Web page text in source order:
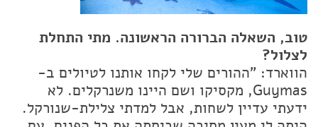
טוב, השאלה הברורה הראשונה. מתי התחלת
לצלול?
הווארד: "ההורים שלי לקחו אותנו לטיולים ב-
Guymas, מקסיקו ושם היינו משנרקלים. לא
ידעתי עדיין לשחות, אבל למדתי צלילת-שנורקל.